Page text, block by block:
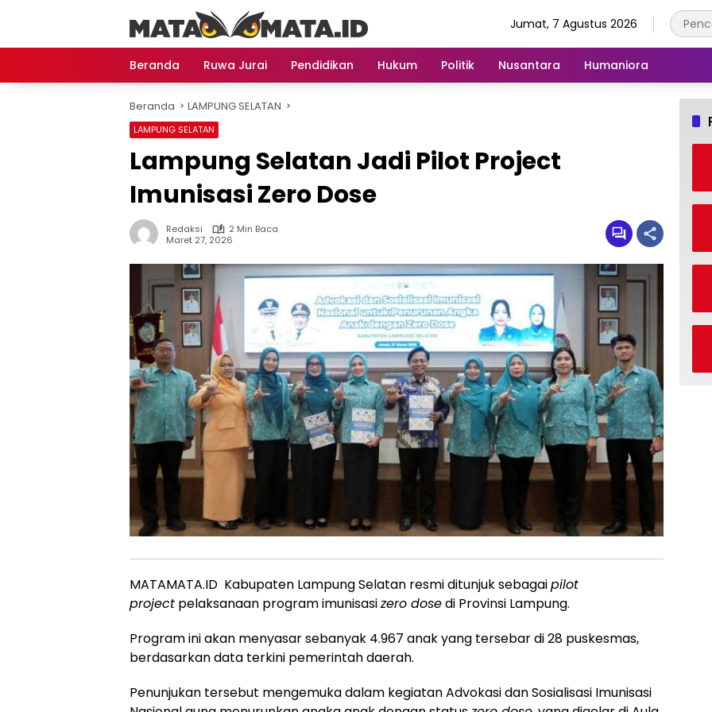
Jumat, 7 Agustus 2026
Beranda Ruwa Jurai Pendidikan Hukum Politik Nusantara Humaniora
Beranda LAMPUNG SELATAN
LAMPUNG SELATAN
Lampung Selatan Jadi Pilot Project
Imunisasi Zero Dose
Redaksi
2 Min Baca
Maret 27, 2026
MATAMATA.ID Kabupaten Lampung Selatan resmi ditunjuk sebagaipilot
project pelaksanaan program imunisasizero dosedi Provinsi Lampung.
Program ini akan menyasar sebanyak 4.967 anak yang tersebar di 28 puskesmas,
berdasarkan data terkini pemerintah daerah.
Penunjukan tersebut mengemuka dalam kegiatan Advokasi dan Sosialisasi Imunisasi